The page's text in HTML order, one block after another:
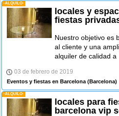
-ALQUILO-
locales y
fiestas
Nuestro objetivo es
al cliente y una
alquiler de calidad a
03 de febrero de 2019
Eventos y fiestas en Barcelona (Barcelona)
-ALQUILO-
locales para
barcelona vip